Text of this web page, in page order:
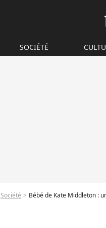
SOCIÉTÉ
Société Bébé de Kate Middleton :